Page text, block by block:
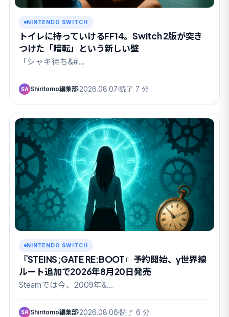
NINTENDO SWITCH
トイレに持っていけるFF14。Switch 2版が突き
つけた「暗転」という新しい壁
「シャキ待ち&#…
SA Shiritomo編集部 2026.08.07 読了 7 分
NINTENDO SWITCH
『STEINS;GATE RE:BOOT』予約開始、γ世界線
ルート追加で2026年8月20日発売
Steamでは今、2009年&…
SA Shiritomo編集部 2026.08.06 読了 6 分